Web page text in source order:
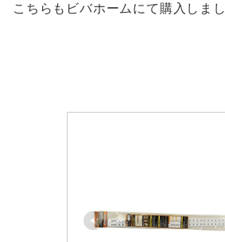
こちらもビバホームにて購入しまし